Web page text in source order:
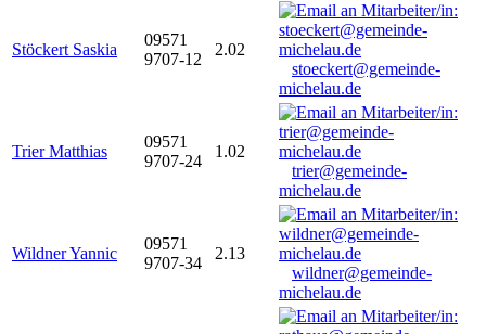
Stöckert Saskia
09571
9707-12
2.02
stoeckert@gemeinde-
michelau.de
Trier Matthias
09571
9707-24
1.02
trier@gemeinde-
michelau.de
Wildner Yannic
09571
9707-34
2.13
wildner@gemeinde-
michelau.de